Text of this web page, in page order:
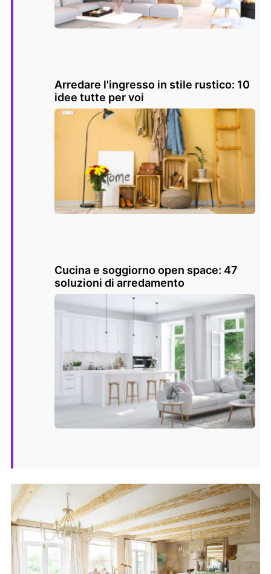
Arredare l'ingresso in stile rustico: 10
idee tutte per voi
Cucina e soggiorno open space: 47
soluzioni di arredamento